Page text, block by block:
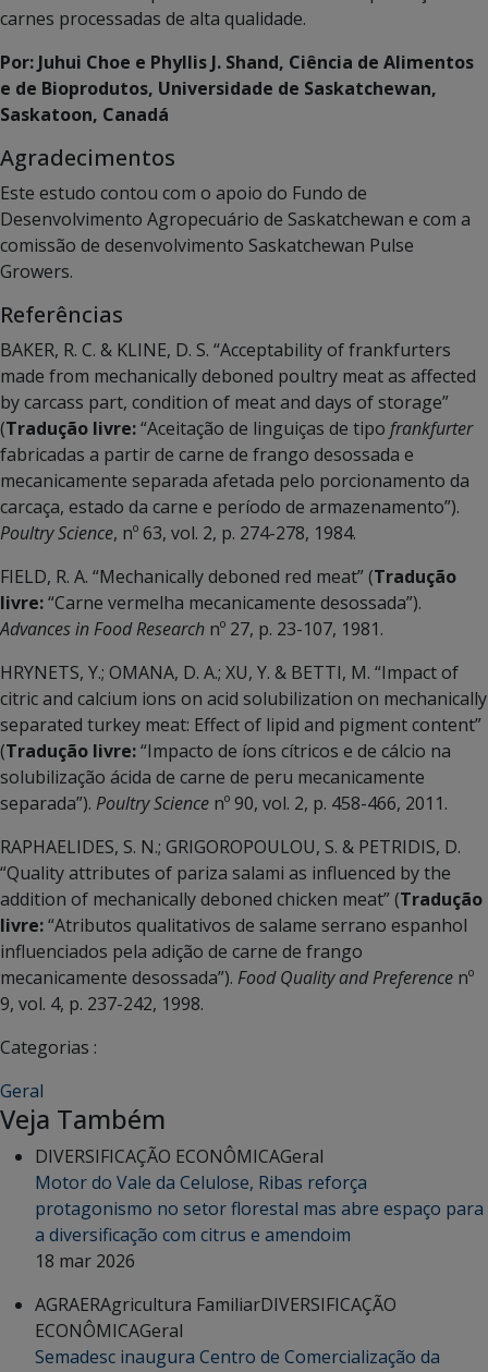
carnes processadas de alta qualidade.
Por: Juhui Choe e Phyllis J. Shand, Ciência de Alimentos
e de Bioprodutos, Universidade de Saskatchewan,
Saskatoon, Canadá
Agradecimentos
Este estudo contou com o apoio do Fundo de
Desenvolvimento Agropecuário de Saskatchewan e com a
comissão de desenvolvimento Saskatchewan Pulse
Growers.
Referências
BAKER, R. C. & KLINE, D. S. “Acceptability of frankfurters
made from mechanically deboned poultry meat as affected
by carcass part, condition of meat and days of storage”
(Tradução livre:“Aceitação de linguiças de tipo frankfurter
fabricadas a partir de carne de frango desossada e
mecanicamente separada afetada pelo porcionamento da
carcaça, estado da carne e período de armazenamento”).
Poultry Science, nº 63, vol. 2, p. 274-278, 1984.
FIELD, R. A. “Mechanically deboned red meat” (Tradução
livre:“Carne vermelha mecanicamente desossada”).
Advances in Food Research nº 27, p. 23-107, 1981.
HRYNETS, Y.; OMANA, D. A.; XU, Y. & BETTI, M. “Impact of
citric and calcium ions on acid solubilization on mechanically
separated turkey meat: Effect of lipid and pigment content”
(Tradução livre:“Impacto de íons cítricos e de cálcio na
solubilização ácida de carne de peru mecanicamente
separada”). Poultry Science nº 90, vol. 2, p. 458-466, 2011.
RAPHAELIDES, S. N.; GRIGOROPOULOU, S. & PETRIDIS, D.
“Quality attributes of pariza salami as influenced by the
addition of mechanically deboned chicken meat” (Tradução
livre:“Atributos qualitativos de salame serrano espanhol
influenciados pela adição de carne de frango
mecanicamente desossada”). Food Quality and Preference nº
9, vol. 4, p. 237-242, 1998.
Categorias :
Geral
Veja Também
DIVERSIFICAÇÃO ECONÔMICAGeral
Motor do Vale da Celulose, Ribas reforça
protagonismo no setor florestal mas abre espaço para
a diversificação com citrus e amendoim
18 mar 2026
AGRAERAgricultura FamiliarDIVERSIFICAÇÃO
ECONÔMICAGeral
Semadesc inaugura Centro de Comercialização da